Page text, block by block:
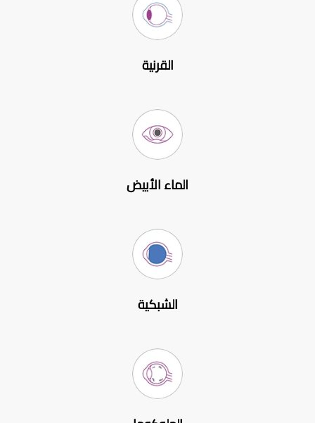
القرنية
الماء الأبيض
الشبكية